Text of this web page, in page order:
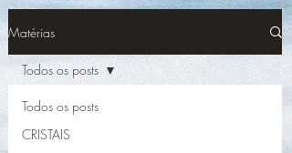
Matérias
Todos os posts
CRISTAIS
Todos os posts